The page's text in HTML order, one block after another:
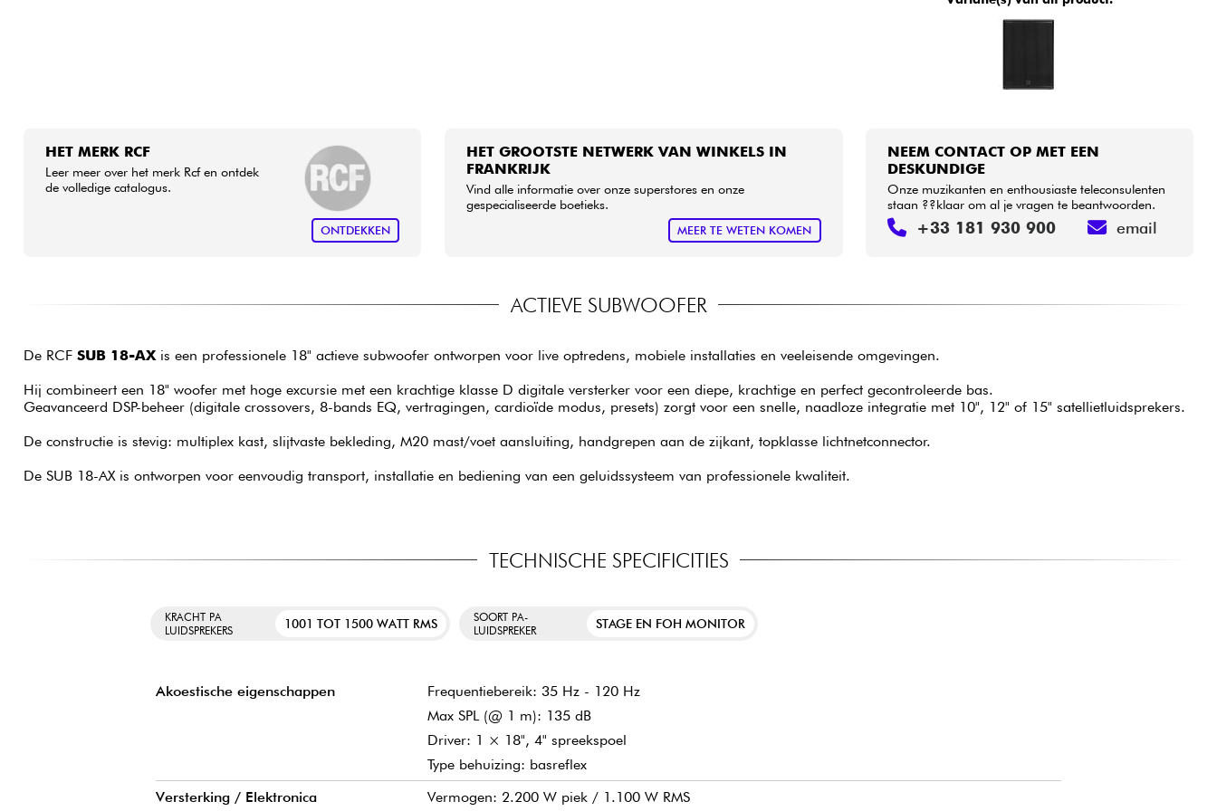
HET MERK RCF
Leer meer over het merk Rcf en ontdek
de volledige catalogus.
ONTDEKKEN
HET GROOTSTE NETWERK VAN WINKELS IN
FRANKRIJK
Vind alle informatie over onze superstores en onze
gespecialiseerde boetieks.
MEER TE WETEN KOMEN
NEEM CONTACT OP MET EEN
DESKUNDIGE
Onze muzikanten en enthousiaste teleconsulenten
staan ??klaar om al je vragen te beantwoorden.
+33 181 930 900 email
ACTIEVE SUBWOOFER
De RCF SUB 18-AXis een professionele 18" actieve subwoofer ontworpen voor live optredens, mobiele installaties en veeleisende omgevingen.
Hij combineert een 18" woofer met hoge excursie met een krachtige klasse D digitale versterker voor een diepe, krachtige en perfect gecontroleerde bas.
Geavanceerd DSP-beheer (digitale crossovers, 8-bands EQ, vertragingen, cardioïde modus, presets) zorgt voor een snelle, naadloze integratie met 10", 12" of 15" satellietluidsprekers.
De constructie is stevig: multiplex kast, slijtvaste bekleding, M20 mast/voet aansluiting, handgrepen aan de zijkant, topklasse lichtnetconnector.
De SUB 18-AX is ontworpen voor eenvoudig transport, installatie en bediening van een geluidssysteem van professionele kwaliteit.
TECHNISCHE SPECIFICITIES
KRACHT PA
LUIDSPREKERS
1001 TOT 1500 WATT RMS
SOORT PA-
LUIDSPREKER
STAGE EN FOH MONITOR
Akoestische eigenschappen
Frequentiebereik: 35 Hz - 120 Hz
Max SPL (@ 1 m): 135 dB
Driver: 1 × 18", 4" spreekspoel
Type behuizing: basreflex
Versterking / Elektronica
Vermogen: 2.200 W piek / 1.100 W RMS